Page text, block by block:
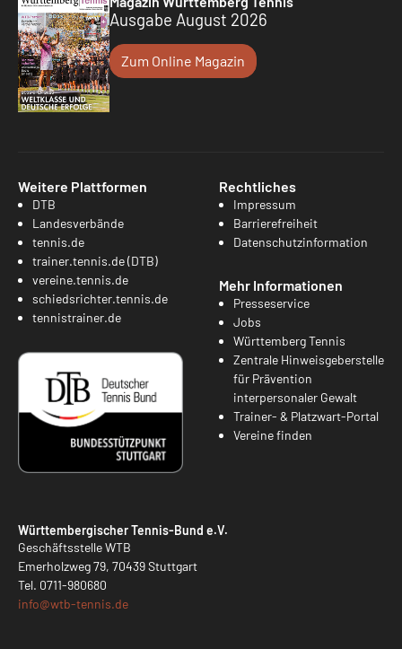
Ausgabe August 2026
Zum Online Magazin
Weitere Plattformen
DTB
Landesverbände
tennis.de
trainer.tennis.de (DTB)
vereine.tennis.de
schiedsrichter.tennis.de
tennistrainer.de
Rechtliches
Impressum
Barrierefreiheit
Datenschutzinformation
Mehr Informationen
Presseservice
Jobs
Württemberg Tennis
Zentrale Hinweisgeberstelle
für Prävention
interpersonaler Gewalt
Trainer- & Platzwart-Portal
Vereine finden
Württembergischer Tennis-Bund e.V.
Geschäftsstelle WTB
Emerholzweg 79, 70439 Stuttgart
Tel. 0711-980680
info@wtb-tennis.de